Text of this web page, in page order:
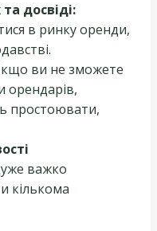
досвіді:
в ринку оренди,
ви не зможете
орендарів,
простоювати,
важко
кількома